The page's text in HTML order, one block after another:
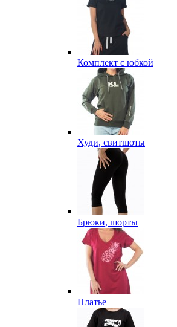
Комплект с юбкой
Худи, свитшоты
Брюки, шорты
Платье